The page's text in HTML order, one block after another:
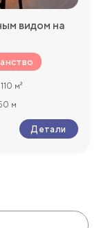
видом на
110 м²
м
Детали